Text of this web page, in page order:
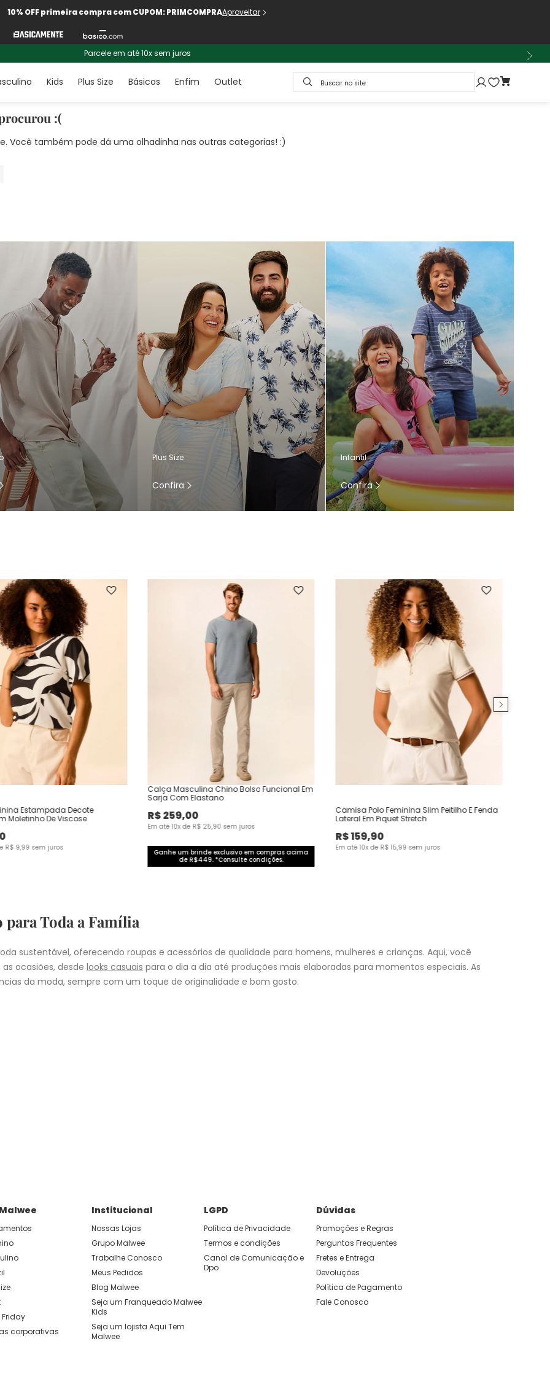
10% OFF primeira compra com CUPOM: PRIMCOMPRAAproveitar
Parcele em até 10x sem juros
Kids Plus Size Básicos Enfim Outlet Buscar no site
:(
Você também pode dá uma olhadinha nas outras categorias! :)
Plus Size
Confira
Infantil
Confira
Estampada Decote
Moletinho De Viscose
R$ 9,99 sem juros
Calça Masculina Chino Bolso Funcional Em
Sarja Com Elastano
R$259,00
Em até10x de R$ 25,90 sem juros
Ganhe um brinde exclusivo em compras acima
de R$449. *Consulte condições.
Camisa Polo Feminina Slim Peitilho E Fenda
Lateral Em Piquet Stretch
R$159,90
Em até10x de R$ 15,99 sem juros
para Toda a Família
sustentável, oferecendo roupas e acessórios de qualidade para homens, mulheres e crianças. Aqui, você
ocasiões, desde looks casuais para o dia a dia até produções mais elaboradas para momentos especiais. As
da moda, sempre com um toque de originalidade e bom gosto.
corporativas
Institucional
Nossas Lojas
Grupo Malwee
Trabalhe Conosco
Meus Pedidos
Blog Malwee
Seja um Franqueado Malwee
Kids
Seja um lojista Aqui Tem
Malwee
LGPD
Política de Privacidade
Termos e condições
Canal de Comunicação e
Dpo
Dúvidas
Promoções e Regras
Perguntas Frequentes
Fretes e Entrega
Devoluções
Política de Pagamento
Fale Conosco